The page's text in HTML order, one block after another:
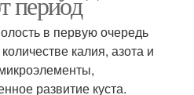
в первую очередь
калия, азота и
развитие куста.